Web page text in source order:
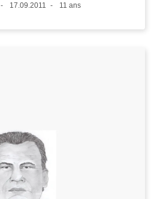
17.09.2011
11 ans